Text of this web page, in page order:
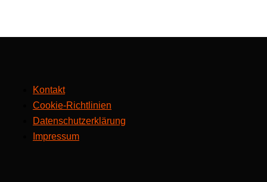
Kontakt
Cookie-Richtlinien
Datenschutzerklärung
Impressum